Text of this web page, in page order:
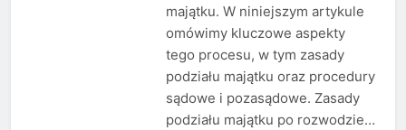
majątku. W niniejszym artykule
omówimy kluczowe aspekty
tego procesu, w tym zasady
podziału majątku oraz procedury
sądowe i pozasądowe. Zasady
podziału majątku po rozwodzie…